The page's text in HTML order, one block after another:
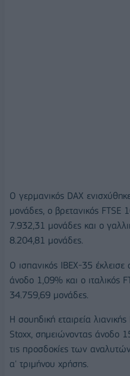
Ο γερμανικός DAX
μονάδες, ο βρετανικός
7.932,31 μονάδες και ο
8.204,81 μονάδες.
Ο ισπανικός IBEX-35
άνοδο 1,09% και ο ιταλικός
34.759,69 μονάδες.
Η σουηδική εταιρεία
Stoxx, σημειώνοντας άνοδο
τις προσδοκίες των
α' τριμήνου χρήσης.